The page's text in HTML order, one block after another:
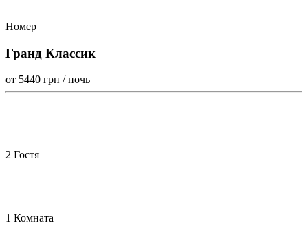
Номер
Гранд Классик
от 5440 грн / ночь
2 Гостя
1 Комната